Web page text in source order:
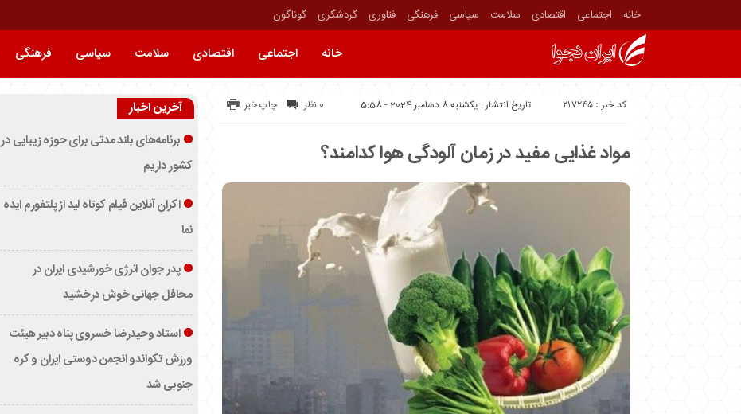
خانه اجتماعی اقتصادی سلامت سیاسی فرهنگی فناوری گردشگری گوناگون
خانه اجتماعی اقتصادی سلامت سیاسی فرهنگی
تاریخ انتشار : یکشنبه 8 دسامبر 2024 - 5:58 کد خبر : 217245 چاپ خبر 0 نظر
مواد غذایی مفید در زمان آلودگی هوا کدامند؟
آخرین اخبار
برنامه‌های بلند مدتی برای حوزه زیبایی در
کشور داریم
اکران آنلاین فیلم کوتاه لید از پلتفورم ایده
نما
پدر جوان انرژی خورشیدی ایران در
محافل جهانی خوش درخشید
استاد وحیدرضا خسروی پناه دبیر هیئت
ورزش تکواندو انجمن دوستی ایران و کره
جنوبی شد